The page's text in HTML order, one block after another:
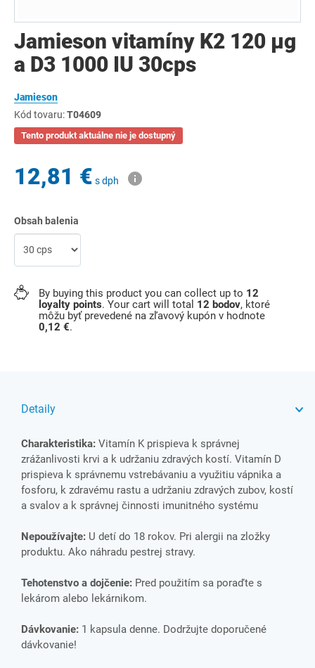
Jamieson vitamíny K2 120 μg
a D3 1000 IU 30cps
Jamieson
Kód tovaru:T04609
Tento produkt aktuálne nie je dostupný
12,81 € s dph
Obsah balenia
By buying this product you can collect up to 12
loyalty points. Your cart will total 12 bodov, ktoré
môžu byť prevedené na zľavový kupón v hodnote
0,12 €.
Detaily
Charakteristika: Vitamín K prispieva k správnej
zrážanlivosti krvi a k udržaniu zdravých kostí. Vitamín D
prispieva k správnemu vstrebávaniu a využitiu vápnika a
fosforu, k zdravému rastu a udržaniu zdravých zubov, kostí
a svalov a k správnej činnosti imunitného systému
Nepoužívajte: U detí do 18 rokov. Pri alergii na zložky
produktu. Ako náhradu pestrej stravy.
Tehotenstvo a dojčenie: Pred použitím sa poraďte s
lekárom alebo lekárnikom.
Dávkovanie: 1 kapsula denne. Dodržujte doporučené
dávkovanie!